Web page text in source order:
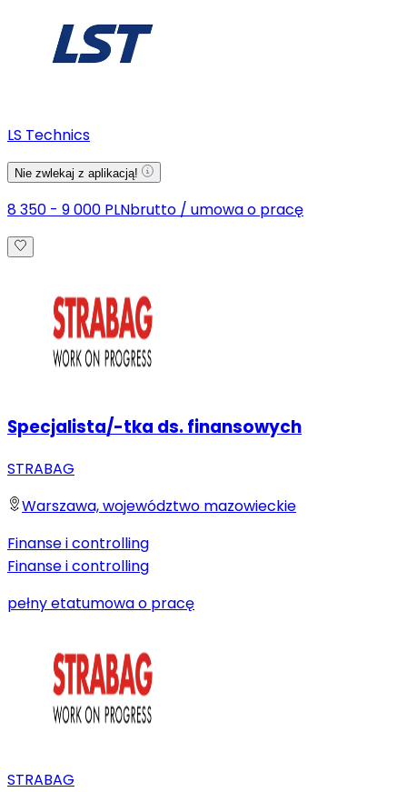
LS Technics
Nie zwlekaj z aplikacją!
8 350 - 9 000 PLNbrutto / umowa o pracę
Specjalista/-tka ds. finansowych
STRABAG
Warszawa, województwo mazowieckie
Finanse i controlling
Finanse i controlling
pełny etatumowa o pracę
STRABAG